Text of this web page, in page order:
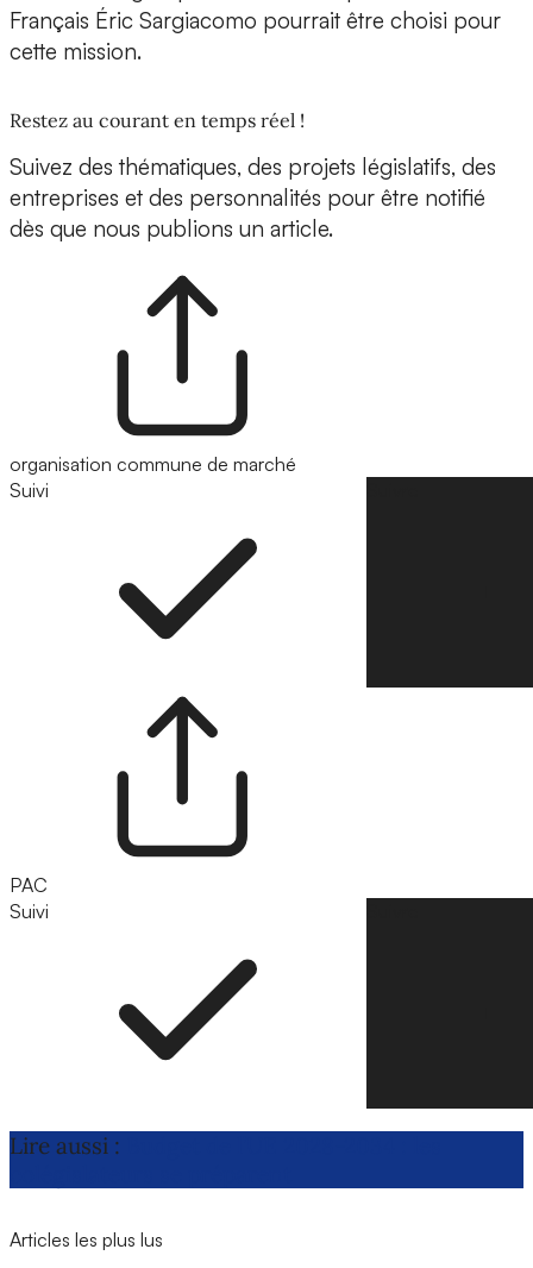
Français Éric Sargiacomo pourrait être choisi pour
cette mission.
Restez au courant en temps réel !
Suivez des thématiques, des projets législatifs, des
entreprises et des personnalités pour être notifié
dès que nous publions un article.
organisation commune de marché
Suivi
PAC
Suivi
Lire aussi :
Articles les plus lus